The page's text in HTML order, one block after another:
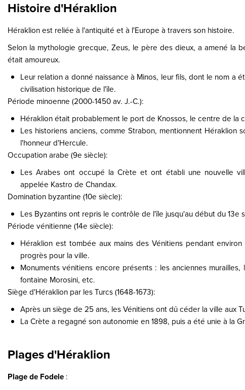
Histoire d'Héraklion
Héraklion est reliée à l'antiquité et à l'Europe à travers son histoire.
Selon la mythologie grecque, Zeus, le père des dieux, a amené la
était amoureux.
Leur relation a donné naissance à Minos, leur fils, dont le nom a
civilisation historique de l'île.
Période minoenne (2000-1450 av. J.-C.):
Héraklion était probablement le port de Knossos, le centre de la
Les historiens anciens, comme Strabon, mentionnent Héraklion
l'honneur d'Hercule.
Occupation arabe (9e siècle):
Les Arabes ont occupé la Crète et ont établi une nouvelle
appelée Kastro de Chandax.
Domination byzantine (10e siècle):
Les Byzantins ont repris le contrôle de l'île jusqu'au début du 13e
Période vénitienne (14e siècle):
Héraklion est tombée aux mains des Vénitiens pendant
progrès pour la ville.
Monuments vénitiens encore présents : les anciennes
fontaine Morosini, etc.
Siège d'Héraklion par les Turcs (1648-1673):
Après un siège de 25 ans, les Vénitiens ont dû céder la ville aux
La Crète a regagné son autonomie en 1898, puis a été unie à la
Plages d'Héraklion
Plage de Fodele :